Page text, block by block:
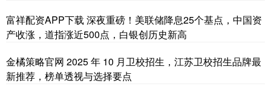
富祥配资APP下载 深夜重磅！美联储降息25个基点，中国资
产收涨，道指涨近500点，白银创历史新高
金橘策略官网 2025 年 10 月卫校招生，江苏卫校招生品牌最
新推荐，榜单透视与选择要点